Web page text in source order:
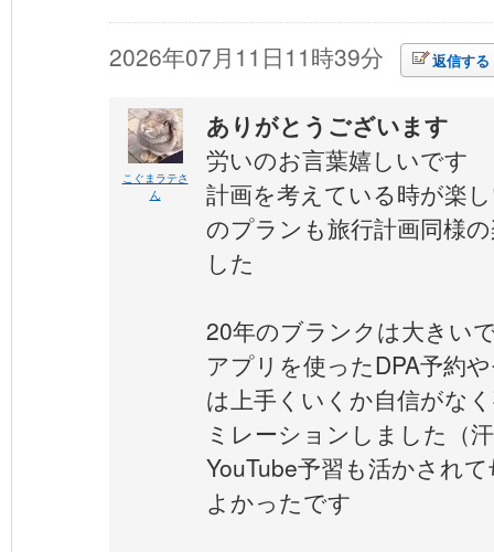
2026年07月11日11時39分 返信する
こぐまラテさ
ん
ありがとうございます
労いのお言葉嬉しいです
計画を考えている時が楽
のプランも旅行計画同様
した
20年のブランクは大きい
アプリを使ったDPA予約
は上手くいくか自信がな
ミレーションしました（
YouTube予習も活かされ
よかったです